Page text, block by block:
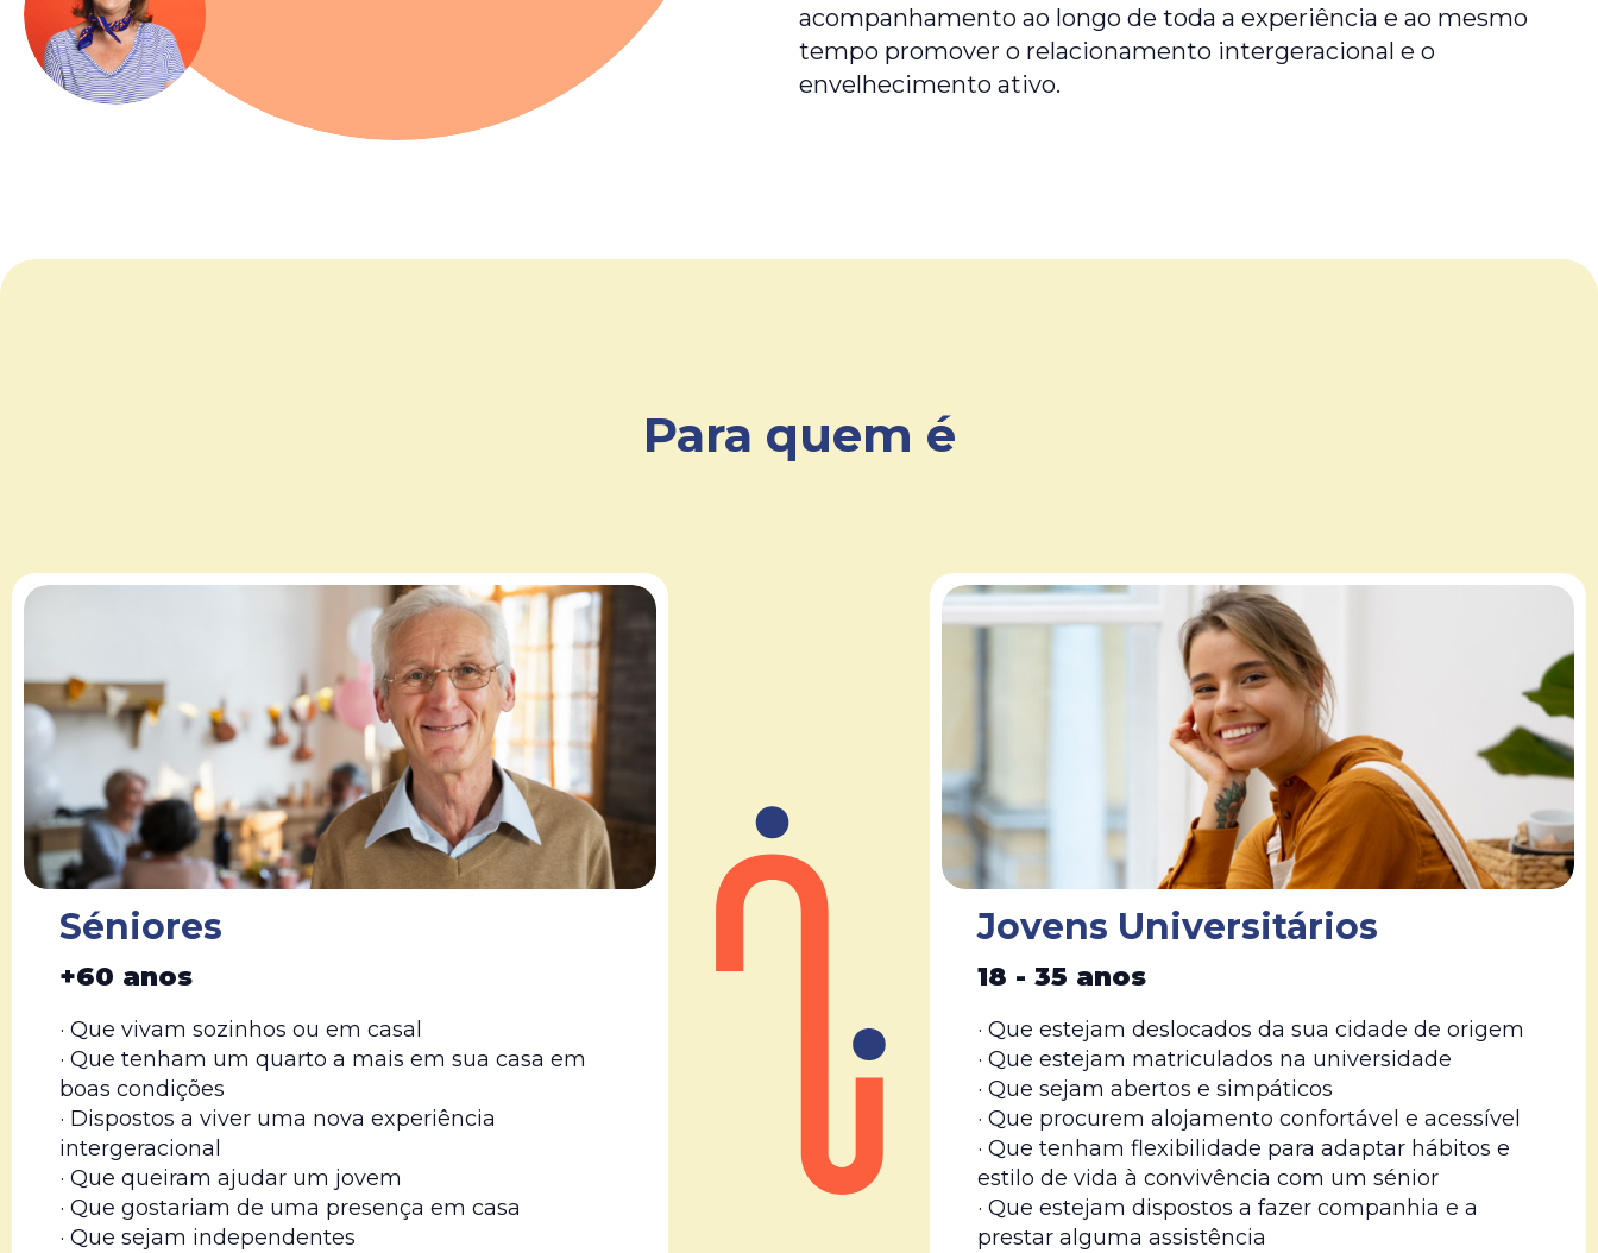
acompanhamento ao longo de toda a experiência e ao mesmo
tempo promover o relacionamento intergeracional e o
envelhecimento ativo.
Para quem é
Séniores
+60 anos
· Que vivam sozinhos ou em casal
· Que tenham um quarto a mais em sua casa em
boas condições
· Dispostos a viver uma nova experiência
intergeracional
· Que queiram ajudar um jovem
· Que gostariam de uma presença em casa
· Que sejam independentes
Jovens Universitários
18 - 35 anos
· Que estejam deslocados da sua cidade de origem
· Que estejam matriculados na universidade
· Que sejam abertos e simpáticos
· Que procurem alojamento confortável e acessível
· Que tenham flexibilidade para adaptar hábitos e
estilo de vida à convivência com um sénior
· Que estejam dispostos a fazer companhia e a
prestar alguma assistência